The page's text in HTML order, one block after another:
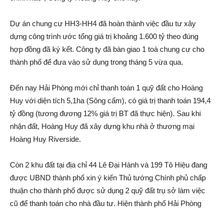
Dự á‌n chung cư HH3-HH4 đã hoàn thành việc đầu tư xây
dựng công trình ước tổng giá trị khoả‌ng 1.600 tỷ theo đúng
hợp đồng đã ký kết. Công ty đã bàn giao 1 toà chung cư cho
thành phố để đưa vào sử dụng trong tháng 5 vừa qua.
Đến nay Hải Phòng mới chỉ thanh toán 1 quỹ đất cho Hoàng
Huy với diện tích 5,1ha (Sông cấ‌m), có giá trị thanh toán 194,4
tỷ đồng (tương đương 12% giá trị BT đã thực hiện). Sau khi
nhậ‌n đất, Hoàng Huy đã xây dựng khu nhà ở thương mại
Hoàng Huy Riverside.
Còn 2 khu đất tại địa chỉ 44 Lê Đại Hành và 199 Tô Hiệu đang
được UBND thành phố xin ý kiến Thủ tướng Chính phủ chấp
thuận cho thành phố được sử dụng 2 quỹ đất trụ sở làm việc
cũ để thanh toán cho nhà đầu tư. Hiện thành phố Hải Phòng